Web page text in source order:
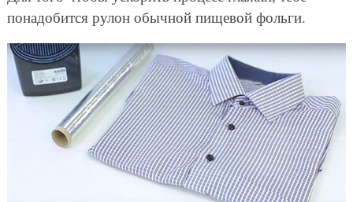
понадобится рулон обычной пищевой фольги.